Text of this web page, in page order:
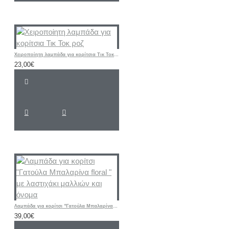
Χειροποίητη λαμπάδα για κορίτσια Τικ Τοκ ροζ
23,00€
Λαμπάδα για κορίτσι "Γατούλα Μπαλαρίνα floral " με λαστιχάκι μαλλιών και όνομα
39,00€